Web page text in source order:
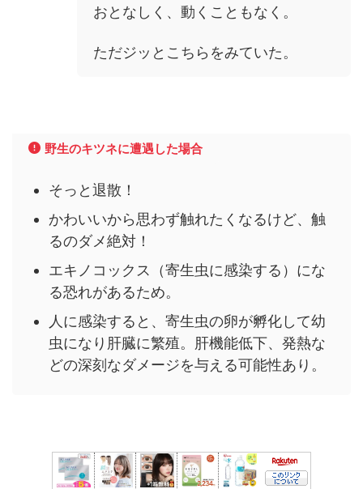
おとなしく、動くこともなく。
ただジッとこちらをみていた。
野生のキツネに遭遇した場合
そっと退散！
かわいいから思わず触れたくなるけど、 触
るのダメ絶対！
エキノコックス
（寄生虫に感染する）にな
る恐れがあるため。
人に感染すると、寄生虫の卵が孵化して幼
虫になり肝臓に繁殖。肝機能低下、発熱な
どの深刻なダメージを与える可能性あり。